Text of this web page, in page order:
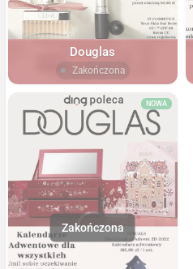
Douglas
Zakończona
NOWA